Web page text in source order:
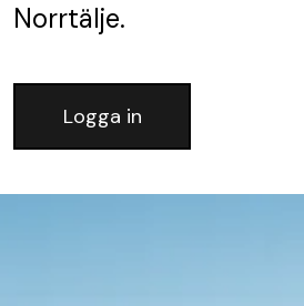
Norrtälje.
Logga in